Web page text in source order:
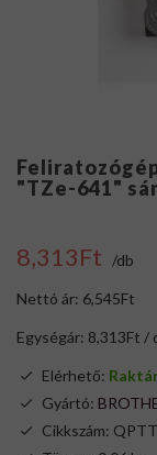
Feliratozógép
"TZe-641"
8,313Ft /db
Nettó ár: 6,545Ft
Egységár: 8,313Ft /
Elérhető:
Gyártó:
Cikkszám: